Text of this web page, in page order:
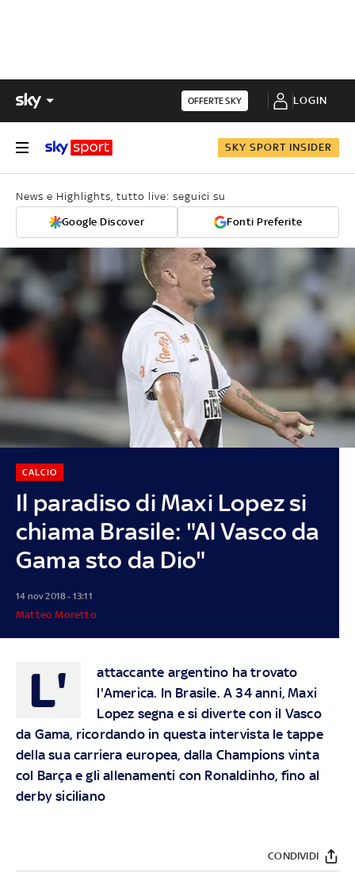
OFFERTE SKY LOGIN
SKY SPORT INSIDER
News e Highlights, tutto live: seguici su
Google Discover Fonti Preferite
Il paradiso di Maxi Lopez si
chiama Brasile: "Al Vasco da
Gama sto da Dio"
CALCIO
14 nov 2018 - 13:11
Matteo Moretto
L'
attaccante argentino ha trovato
l'America. In Brasile. A 34 anni, Maxi
Lopez segna e si diverte con il Vasco
da Gama, ricordando in questa intervista le tappe
della sua carriera europea, dalla Champions vinta
col Barça e gli allenamenti con Ronaldinho, fino al
derby siciliano
CONDIVIDI